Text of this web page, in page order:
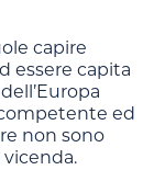
capire
essere capita
ed
non sono
vicenda.